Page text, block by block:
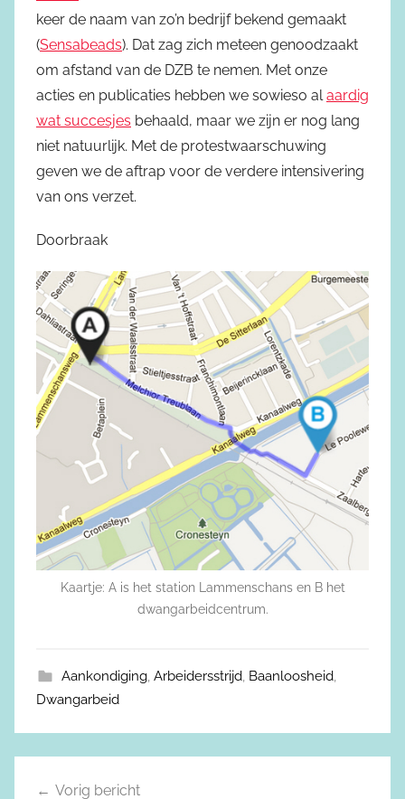
keer de naam van zo’n bedrijf bekend gemaakt
(Sensabeads). Dat zag zich meteen genoodzaakt
om afstand van de DZB te nemen. Met onze
acties en publicaties hebben we sowieso al aardig
wat succesjes behaald, maar we zijn er nog lang
niet natuurlijk. Met de protestwaarschuwing
geven we de aftrap voor de verdere intensivering
van ons verzet.
Doorbraak
Kaartje: A is het station Lammenschans en B het
dwangarbeidcentrum.
Aankondiging, Arbeidersstrijd, Baanloosheid,
Dwangarbeid
Vorig bericht